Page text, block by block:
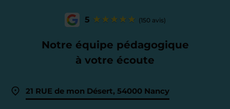
5 (150 avis)
Notre équipe pédagogique
à votre écoute
21 RUE de mon Désert, 54000 Nancy